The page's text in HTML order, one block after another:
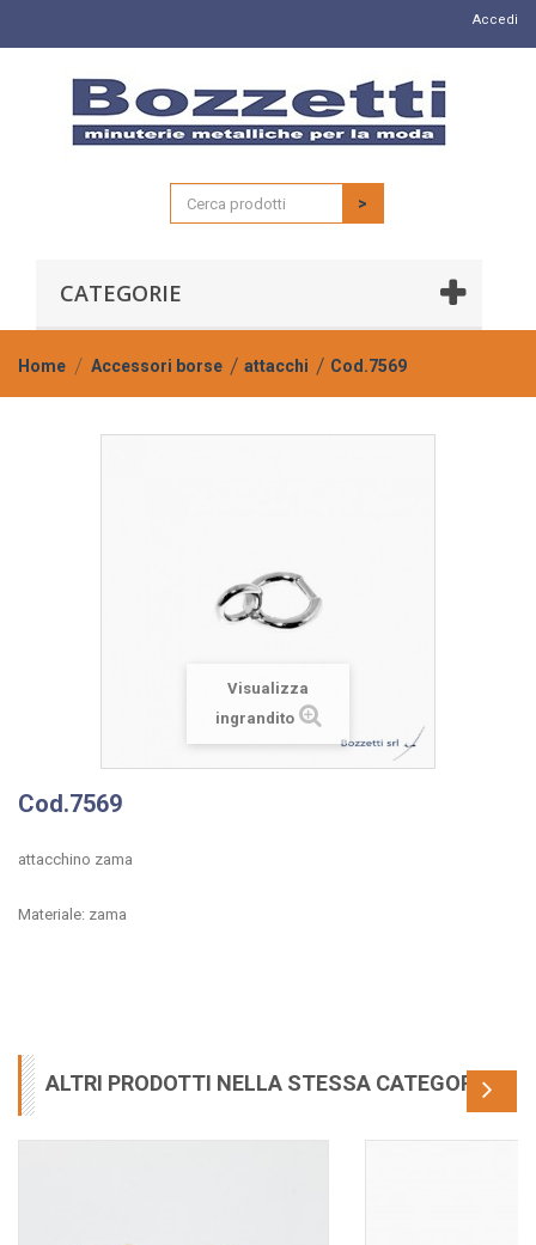
Accedi
>
CATEGORIE
Home Accessori borse attacchi Cod.7569
Visualizza
ingrandito
Cod.7569
attacchino zama
Materiale: zama
ALTRI PRODOTTI NELLA STESSA CATEGORIA